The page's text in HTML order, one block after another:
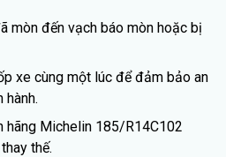
mòn đến vạch báo mòn hoặc bị
xe cùng một lúc để đảm bảo an
hành.
hãng Michelin 185/R14C102
thế.